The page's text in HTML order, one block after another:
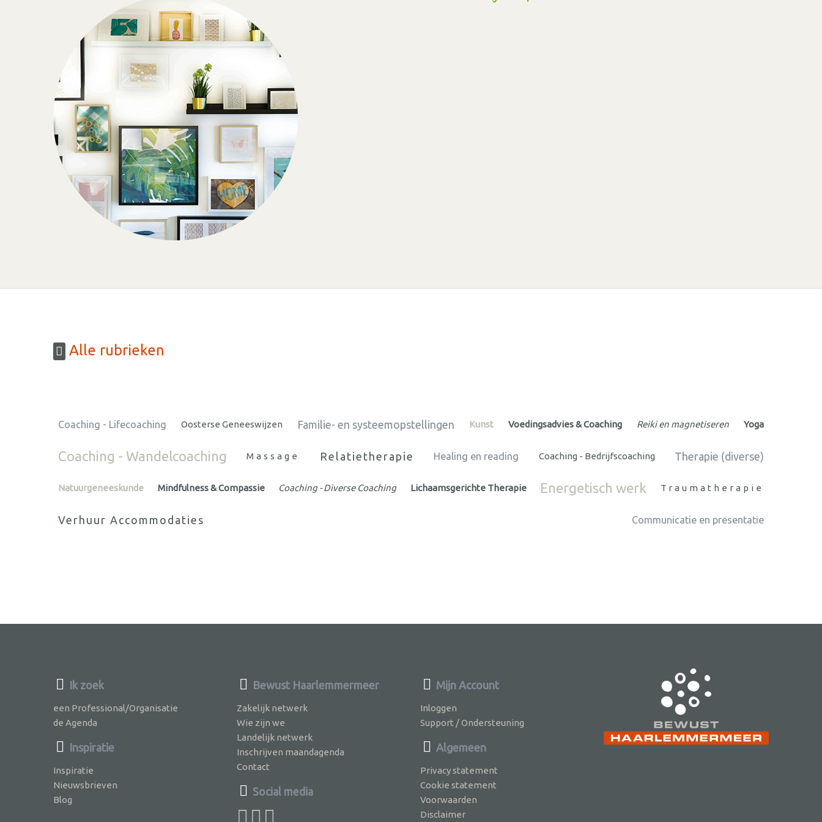
Alle rubrieken
Coaching - Lifecoaching Oosterse Geneeswijzen Familie- en systeemopstellingen Kunst Voedingsadvies & Coaching Reiki en magnetiseren Yoga
Coaching - Wandelcoaching Massage Relatietherapie Healing en reading Coaching - Bedrijfscoaching Therapie (diverse)
Natuurgeneeskunde Mindfulness & Compassie Coaching - Diverse Coaching Lichaamsgerichte Therapie Energetisch werk Traumatherapie
Verhuur Accommodaties Communicatie en presentatie
Ik zoek
een Professional/Organisatie
de Agenda
Inspiratie
Inspiratie
Nieuwsbrieven
Blog
Bewust Haarlemmermeer
Zakelijk netwerk
Wie zijn we
Landelijk netwerk
Inschrijven maandagenda
Contact
Social media
Mijn Account
Inloggen
Support / Ondersteuning
Algemeen
Privacy statement
Cookie statement
Voorwaarden
Disclaimer